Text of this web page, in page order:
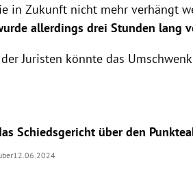
in Zukunft nicht mehr verhängt
allerdings drei Stunden lang
Juristen könnte das
Schiedsgericht über den
12.06.2024